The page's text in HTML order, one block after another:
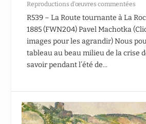
Reproductions d’œuvres commentées
R539 – La Route tournante à La
1885 (FWN204) Pavel Machotka
images pour les agrandir) Nous
tableau au beau milieu de la crise
savoir pendant l’été de...